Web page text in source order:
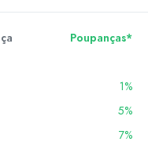
Poupanças*
1%
5%
7%